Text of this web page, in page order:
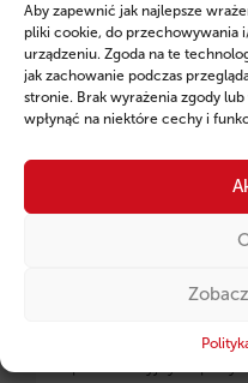
Aby zapewnić jak najlepsze
pliki cookie, do przechowywania
urządzeniu. Zgoda na te
jak zachowanie podczas
stronie. Brak wyrażenia zgody
wpłynąć na niektóre cechy i
przedsiębiorców z
Pożyczki unijne dla
przedsiębiorców–